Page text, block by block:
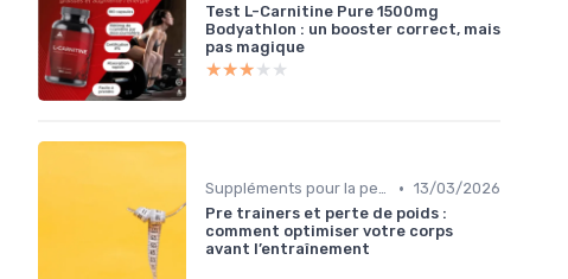
Test L-Carnitine Pure 1500mg
Bodyathlon : un booster correct, mais
pas magique
★★★★★
★★★★★
Suppléments pour la perte de poids • 13/03/2026
Pre trainers et perte de poids :
comment optimiser votre corps
avant l’entraînement